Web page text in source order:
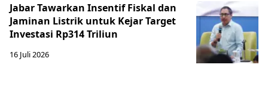
Jabar Tawarkan Insentif Fiskal dan
Jaminan Listrik untuk Kejar Target
Investasi Rp314 Triliun
16 Juli 2026